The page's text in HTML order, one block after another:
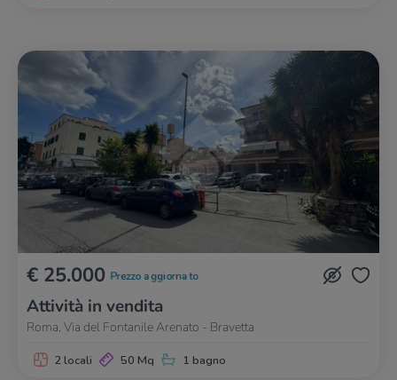
€ 25.000 Prezzo aggiornato
Attività in vendita
Roma, Via del Fontanile Arenato - Bravetta
2 locali 50 Mq 1 bagno